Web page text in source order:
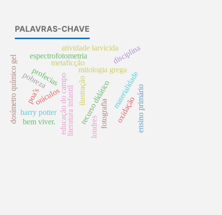
PALAVRAS-CHAVE
educação do campo recurso didático
oráculos
mitologia grega
harry potter
profecias
metaficção
literatura infantil ilustração
fotografia
materialidade
dosímetro químico gel oxidação
espectrofotometria
poa’s
disciplina
londres ensino primário
atividade larvicida
pobreza
bem viver.